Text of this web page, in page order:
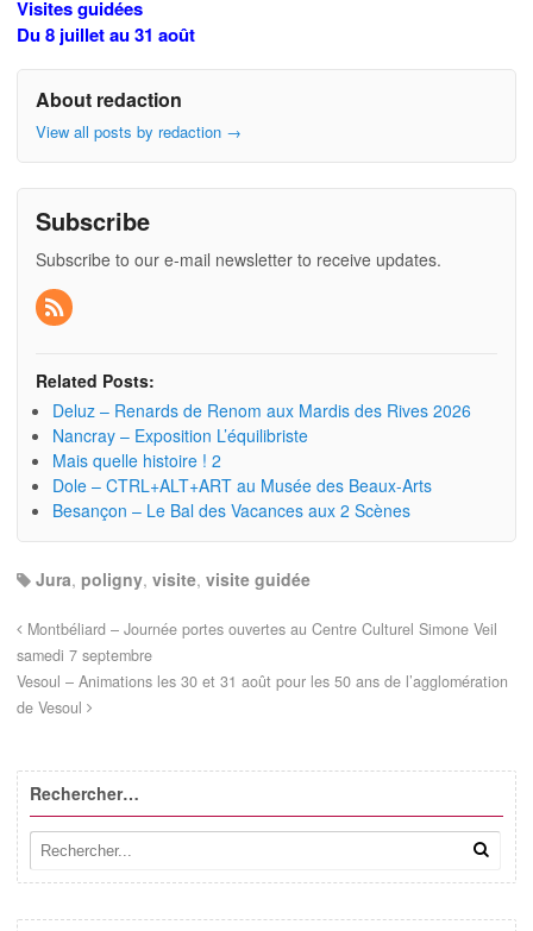
Visites guidées
Du 8 juillet au 31 août
About redaction
View all posts by redaction →
Subscribe
Subscribe to our e-mail newsletter to receive updates.
Related Posts:
Deluz – Renards de Renom aux Mardis des Rives 2026
Nancray – Exposition L’équilibriste
Mais quelle histoire ! 2
Dole – CTRL+ALT+ART au Musée des Beaux-Arts
Besançon – Le Bal des Vacances aux 2 Scènes
Jura, poligny, visite, visite guidée
Montbéliard – Journée portes ouvertes au Centre Culturel Simone Veil
samedi 7 septembre
Vesoul – Animations les 30 et 31 août pour les 50 ans de l’agglomération
de Vesoul
Rechercher…